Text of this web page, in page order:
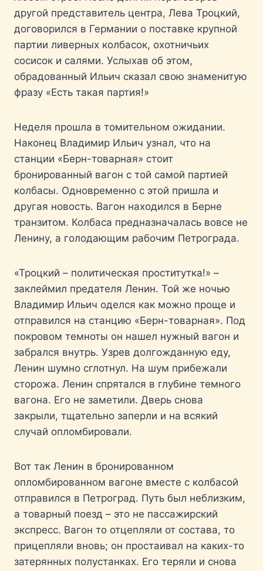
другой представитель центра, Лева Троцкий,
договорился в Германии о поставке крупной
партии ливерных колбасок, охотничьих
сосисок и салями. Услыхав об этом,
обрадованный Ильич сказал свою знаменитую
фразу «Есть такая партия!»
Неделя прошла в томительном ожидании.
Наконец Владимир Ильич узнал, что на
станции «Берн-товарная» стоит
бронированный вагон с той самой партией
колбасы. Одновременно с этой пришла и
другая новость. Вагон находился в Берне
транзитом. Колбаса предназначалась вовсе не
Ленину, а голодающим рабочим Петрограда.
«Троцкий – политическая проститутка!» –
заклеймил предателя Ленин. Той же ночью
Владимир Ильич оделся как можно проще и
отправился на станцию «Берн-товарная». Под
покровом темноты он нашел нужный вагон и
забрался внутрь. Узрев долгожданную еду,
Ленин шумно сглотнул. На шум прибежали
сторожа. Ленин спрятался в глубине темного
вагона. Его не заметили. Дверь снова
закрыли, тщательно заперли и на всякий
случай опломбировали.
Вот так Ленин в бронированном
опломбированном вагоне вместе с колбасой
отправился в Петроград. Путь был неблизким,
а товарный поезд – это не пассажирский
экспресс. Вагон то отцепляли от состава, то
прицепляли вновь; он простаивал на каких-то
затерянных полустанках. Его теряли и снова